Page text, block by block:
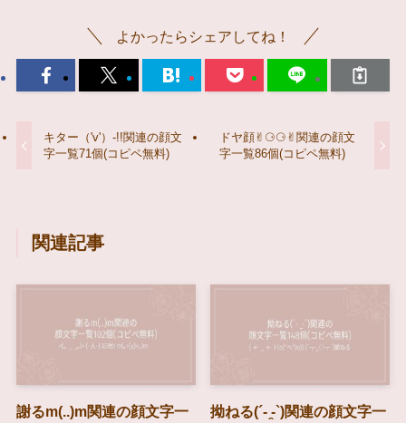
よかったらシェアしてね！
キター（'v'）-!!関連の顔文
字一覧71個(コピペ無料)
ドヤ顔✌︎︎︎⚆⚆︎︎︎︎✌︎関連の顔文
字一覧86個(コピペ無料)
関連記事
謝るm(..)m関連の顔文字一
拗ねる(´- ̯-`)関連の顔文字一